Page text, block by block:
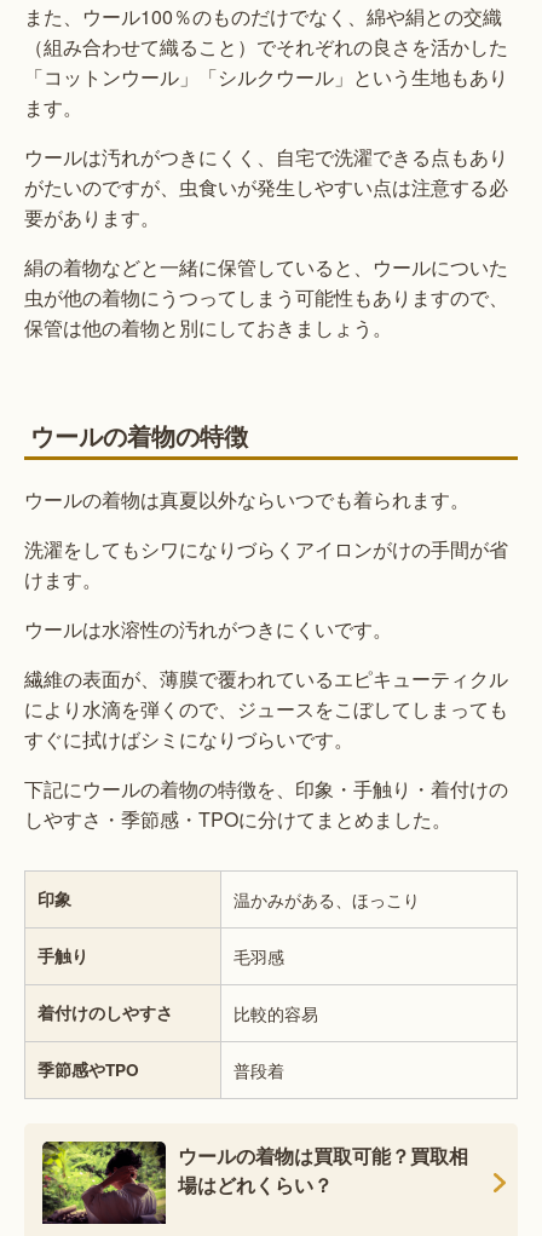
また、ウール100％のものだけでなく、綿や絹との交織
（組み合わせて織ること）でそれぞれの良さを活かした
「コットンウール」「シルクウール」という生地もあり
ます。
ウールは汚れがつきにくく、自宅で洗濯できる点もあり
がたいのですが、虫食いが発生しやすい点は注意する必
要があります。
絹の着物などと一緒に保管していると、ウールについた
虫が他の着物にうつってしまう可能性もありますので、
保管は他の着物と別にしておきましょう。
ウールの着物の特徴
ウールの着物は真夏以外ならいつでも着られます。
洗濯をしてもシワになりづらくアイロンがけの手間が省
けます。
ウールは水溶性の汚れがつきにくいです。
繊維の表面が、薄膜で覆われているエピキューティクル
により水滴を弾くので、ジュースをこぼしてしまっても
すぐに拭けばシミになりづらいです。
下記にウールの着物の特徴を、印象・手触り・着付けの
しやすさ・季節感・TPOに分けてまとめました。
印象 温かみがある、ほっこり
手触り 毛羽感
着付けのしやすさ 比較的容易
季節感やTPO 普段着
ウールの着物は買取可能？買取相
場はどれくらい？